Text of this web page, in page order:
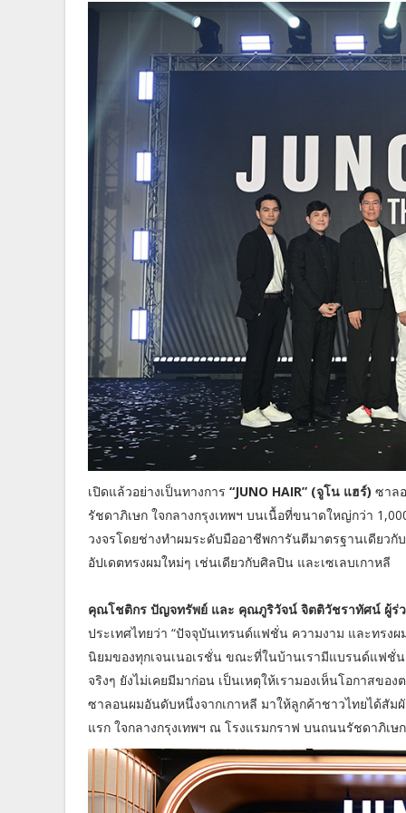
เปิดแล้วอย่างเป็นทางการ “JUNO HAIR” (จูโน แฮร์) ซาล
รัชดาภิเษก ใจกลางกรุงเทพฯ บนเนื้อที่ขนาดใหญ่กว่า
วงจรโดยช่างทำผมระดับมืออาชีพการันตีมาตรฐานเดียว
อัปเดตทรงผมใหม่ๆ เช่นเดียวกับศิลปิน และเซเลบเกาหลี
คุณโชติกร ปัญจทรัพย์ และ คุณภูริวัจน์ จิตติวัชราทัศน์ ผู้ร่
ประเทศไทยว่า “ปัจจุบันเทรนด์แฟชั่น ความงาม และทรง
นิยมของทุกเจนเนอเรชั่น ขณะที่ในบ้านเรามีแบรนด์แฟชั่
จริงๆ ยังไม่เคยมีมาก่อน เป็นเหตุให้เรามองเห็นโอกาสของ
ซาลอนผมอันดับหนึ่งจากเกาหลี มาให้ลูกค้าชาวไทยได้สั
แรก ใจกลางกรุงเทพฯ ณ โรงแรมกราฟ บนถนนรัชดาภิเษก